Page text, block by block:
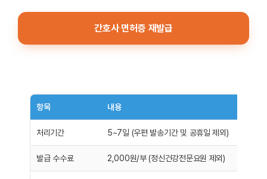
간호사 면허증 재발급
항목 내용
처리기간 5~7일 (우편 발송기간 및 공휴일 제외)
발급 수수료 2,000원/부 (정신건강전문요원 제외)